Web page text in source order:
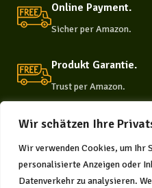
Wir schätzen Ihre
Wir verwenden Cookies, um Ihr
personalisierte Anzeigen oder
Datenverkehr zu analysieren.
Online Payment.
Sicher per Amazon.
Produkt Garantie.
Trust per Amazon.